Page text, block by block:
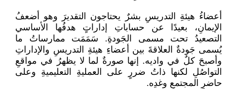
أعضاءُ هيئةِ التدريسِ بشرٌ يحتاجون التقديرَ وهو أضعفُ
الإيمانِ، بعيدًا عن حساباتِ إداراتٍ هدفُها الأساسي
التصعيدُ تحت مسمى الجَودةِ. سَمَمَت ممارساتُ ما
يُسمى جَودةٌ العلاقةَ بين أعضاءِ هيئةِ التدريسِ والإداراتِ
وأصبحَ كلٌ في واديه. إنها صورةٌ لما لا يظهرُ في مواقعِ
التواصُلِ لكنها ذاتُ ضررٍ على العمليةِ التعليميةِ وعلى
حاضرِ المجتمعِ وغدِه.